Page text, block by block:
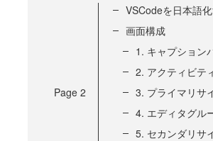
Page 2
VSCodeを日本語
画面構成
1. キャプション
2. アクティビテ
3. プライマリサ
4. エディタグル
5. セカンダリサ